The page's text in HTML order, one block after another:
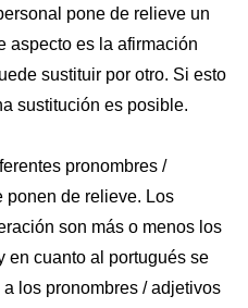
pone de relieve un
aspecto es la afirmación
sustituir por otro. Si esto
sustitución es posible.
pronombres /
ponen de relieve. Los
son más o menos los
en cuanto al portugués se
los pronombres / adjetivos